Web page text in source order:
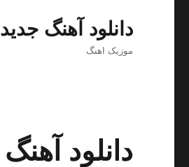
دانلود آهنگ جدید
موزیک اهنگ
دانلود